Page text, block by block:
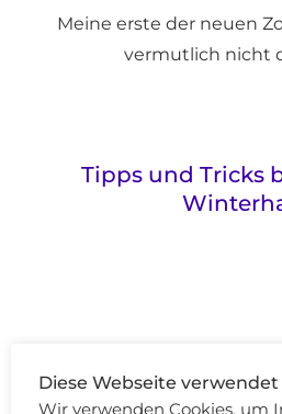
Meine erste der neuen
vermutlich nicht
Tipps und Tricks
Wie war eure
Diese Webseite verwendet
Wir verwenden Cookies, um